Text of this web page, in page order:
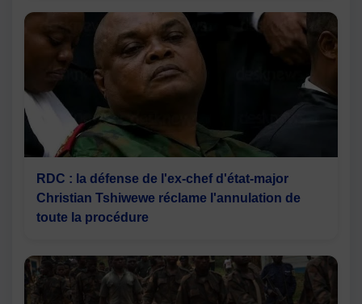
RDC : la défense de l'ex-chef d'état-major
Christian Tshiwewe réclame l'annulation de
toute la procédure